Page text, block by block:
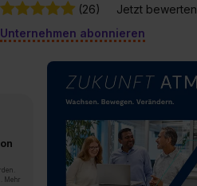
(26)
Jetzt bewerten
Unternehmen abonnieren
Mehr